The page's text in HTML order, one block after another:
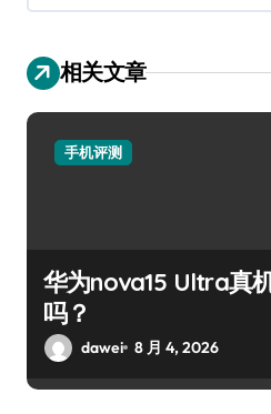
相关文章
手机评测
华为nova15 Ultra真
吗？
dawei 8 月 4, 2026